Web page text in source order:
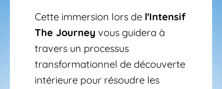
Cette immersion lors de l'Intensif
The Journey vous guidera à
travers un processus
transformationnel de découverte
intérieure pour résoudre les